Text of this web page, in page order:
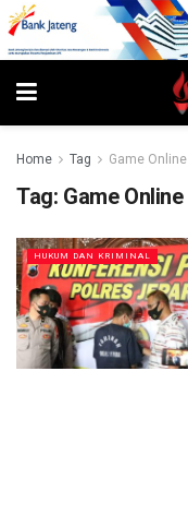
Home Tag Game Online
Tag: Game Online
HUKUM DAN KRIMINAL